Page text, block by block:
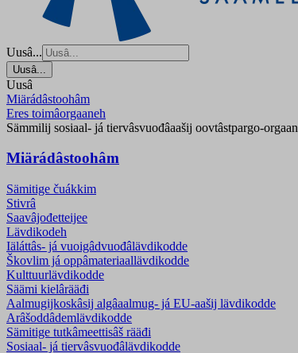
Uusâ...
Uusâ...
Uusâ
Miärádâstoohâm
Eres toimâorgaaneh
Sämmilij sosiaal- já tiervâsvuođâaašij oovtâstpargo-orgaan
Miärádâstoohâm
Sämitige čuákkim
Stivrâ
Saavâjođetteijee
Lävdikodeh
Iäláttâs- já vuoigâdvuođâlävdikodde
Škovlim já oppâmateriaallävdikodde
Kulttuurlävdikodde
Säämi kielârääđi
Aalmugijkoskâsij algâaalmug- já EU-aašij lävdikodde
Arâšoddâdemlävdikodde
Sämitige tutkâmeettisâš rääđi
Sosiaal- já tiervâsvuođâlävdikodde